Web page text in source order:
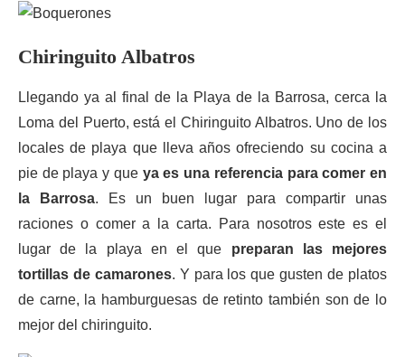
Chiringuito Albatros
Llegando ya al final de la Playa de la Barrosa, cerca la
Loma del Puerto, está el Chiringuito Albatros. Uno de los
locales de playa que lleva años ofreciendo su cocina a
pie de playa y queya es una referencia para comer en
la Barrosa. Es un buen lugar para compartir unas
raciones o comer a la carta. Para nosotros este es el
lugar de la playa en el que preparan las mejores
tortillas de camarones. Y para los que gusten de platos
de carne, la hamburguesas de retinto también son de lo
mejor del chiringuito.